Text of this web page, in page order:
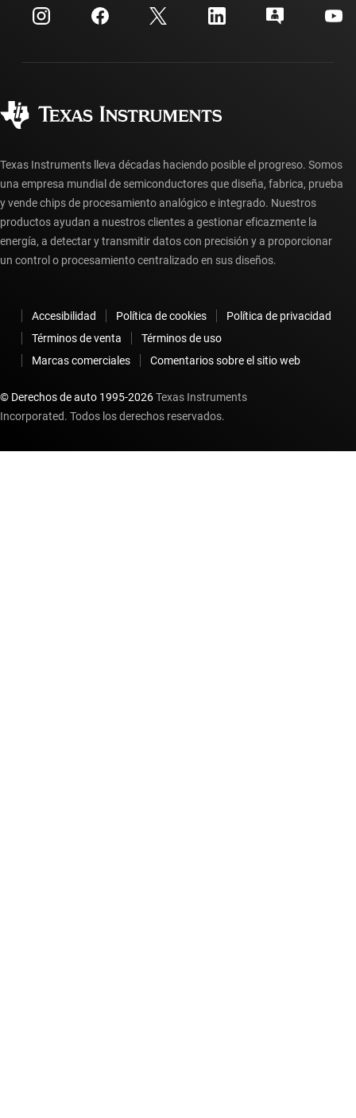
Relaciones con los inversionistas
Centro de atención al cliente
Preguntas frecuentes sobre la cuenta myTI
Preguntas frecuentes sobre pedidos
Texas Instruments lleva décadas haciendo posible el progreso. Somos
una empresa mundial de semiconductores que diseña, fabrica, prueba
y vende chips de procesamiento analógico e integrado. Nuestros
productos ayudan a nuestros clientes a gestionar eficazmente la
energía, a detectar y transmitir datos con precisión y a proporcionar
un control o procesamiento centralizado en sus diseños.
Accesibilidad Política de cookies
Política de privacidad
Términos de venta
Términos de uso
Marcas comerciales
Comentarios sobre el sitio web
© Derechos de auto 1995-2026Texas Instruments
Incorporated. Todos los derechos reservados.